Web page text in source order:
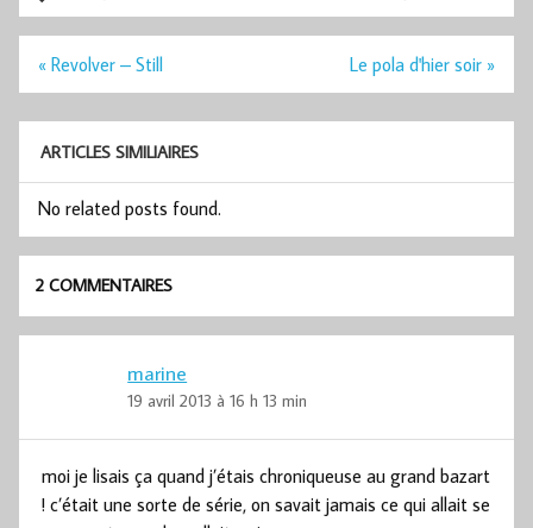
Navigation
l’article
« Revolver – Still Le pola d'hier soir »
ARTICLES SIMILIAIRES
No related posts found.
2 COMMENTAIRES
marine
19 avril 2013 à 16 h 13 min
moi je lisais ça quand j’étais chroniqueuse au grand bazart
! c’était une sorte de série, on savait jamais ce qui allait se